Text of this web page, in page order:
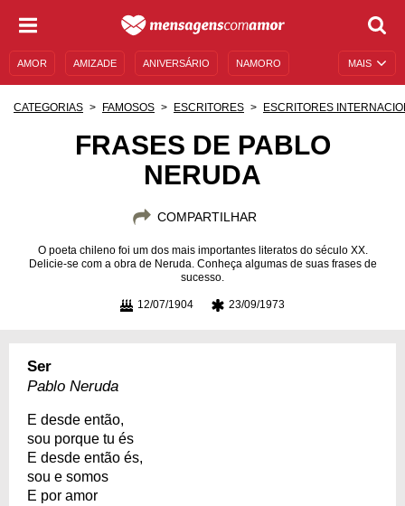
MAIS
AMOR AMIZADE ANIVERSÁRIO NAMORO
MENSAGENS DE ANIVERSÁRIO
CATEGORIAS FAMOSOS ESCRITORES ESCRITORES
FRASES DE PABLO
NERUDA
COMPARTILHAR
O poeta chileno foi um dos mais importantes literatos do século XX.
Delicie-se com a obra de Neruda. Conheça algumas de suas frases de
sucesso.
12/07/1904 23/09/1973
Ser
Pablo Neruda
E desde então,
sou porque tu és
E desde então és,
sou e somos
E por amor